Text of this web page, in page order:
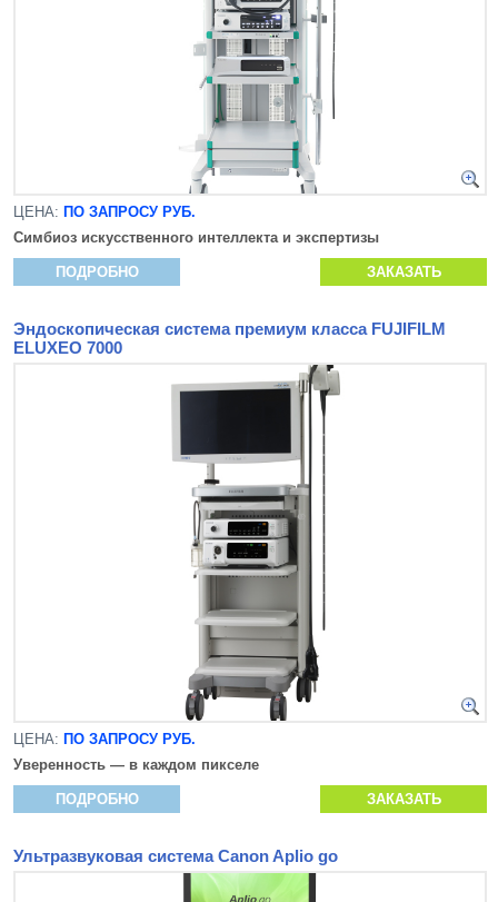
ЦЕНА: ПО ЗАПРОСУ РУБ.
Симбиоз искусственного интеллекта и экспертизы
ПОДРОБНО ЗАКАЗАТЬ
Эндоскопическая система премиум класса FUJIFILM
ELUXEO 7000
ЦЕНА: ПО ЗАПРОСУ РУБ.
Уверенность — в каждом пикселе
ПОДРОБНО ЗАКАЗАТЬ
Ультразвуковая система Canon Aplio go